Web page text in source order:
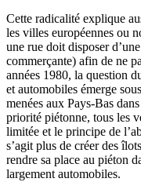
Cette radicalité explique
les villes européennes ou
une rue doit disposer
commerçante) afin de ne
années 1980, la question
et automobiles émerge
menées aux Pays-Bas
priorité piétonne, tous les
limitée et le principe de
s’agit plus de créer des
rendre sa place au piéton
largement automobiles.